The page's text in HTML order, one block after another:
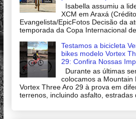
Isabella assumiu a
XCM em Araxá
Evangelista/EpicFotos Decisão da
temporada da Copa Internacional de
Testamos a bicicleta
bikes modelo Vortex
29: Confira Nossas
Durante as últimas
colocamos a Mountain
Vortex Three Aro 29 à prova em
terrenos, incluindo asfalto, estradas